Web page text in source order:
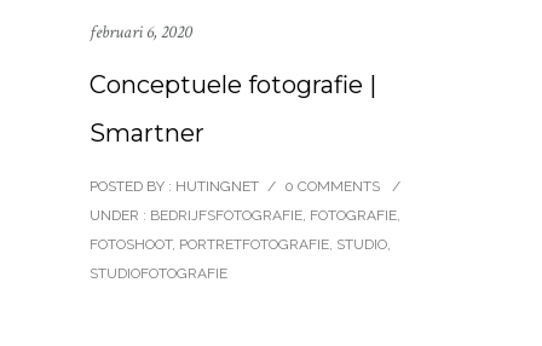
februari 6, 2020
Conceptuele fotografie |
Smartner
POSTED BY : HUTINGNET / 0 COMMENTS
/
UNDER : BEDRIJFSFOTOGRAFIE, FOTOGRAFIE,
FOTOSHOOT, PORTRETFOTOGRAFIE, STUDIO,
STUDIOFOTOGRAFIE